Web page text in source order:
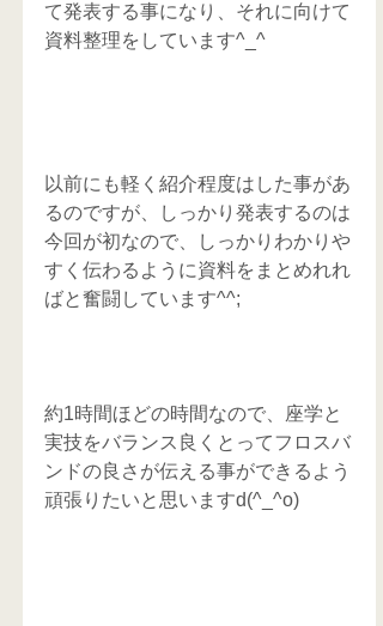
て発表する事になり、それに向けて
資料整理をしています^_^
以前にも軽く紹介程度はした事があ
るのですが、しっかり発表するのは
今回が初なので、しっかりわかりや
すく伝わるように資料をまとめれれ
ばと奮闘しています^^;
約1時間ほどの時間なので、座学と
実技をバランス良くとってフロスバ
ンドの良さが伝える事ができるよう
頑張りたいと思いますd(^_^o)